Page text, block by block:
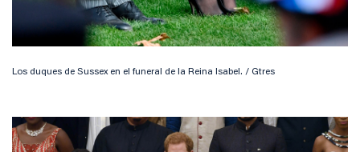
Los duques de Sussex en el funeral de la Reina Isabel. / Gtres